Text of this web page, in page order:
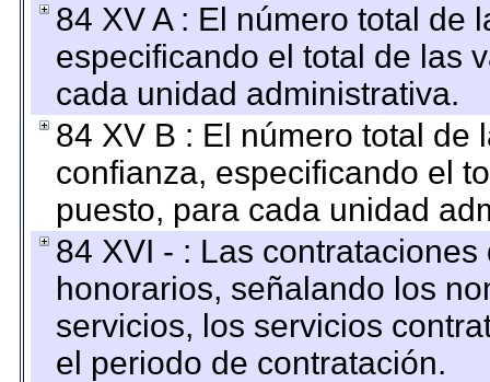
84 XV A : El número total de
especificando el total de las
cada unidad administrativa.
84 XV B : El número total de
confianza, especificando el
puesto, para cada unidad
84 XVI - : Las
honorarios, señalando los
servicios, los servicios
el periodo de contratación.